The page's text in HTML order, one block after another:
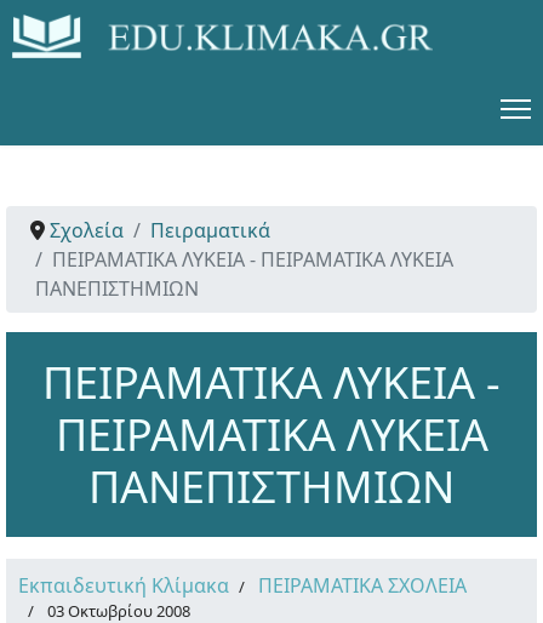
Σχολεία
Πειραματικά
ΠΕΙΡΑΜΑΤΙΚΑ ΛΥΚΕΙΑ - ΠΕΙΡΑΜΑΤΙΚΑ ΛΥΚΕΙΑ
ΠΑΝΕΠΙΣΤΗΜΙΩΝ
ΠΕΙΡΑΜΑΤΙΚΑ ΛΥΚΕΙΑ -
ΠΕΙΡΑΜΑΤΙΚΑ ΛΥΚΕΙΑ
ΠΑΝΕΠΙΣΤΗΜΙΩΝ
Εκπαιδευτική Κλίμακα ΠΕΙΡΑΜΑΤΙΚΑ ΣΧΟΛΕΙΑ
03 Οκτωβρίου 2008